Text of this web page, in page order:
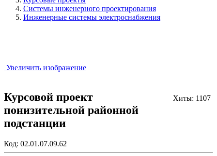
Системы инженерного проектирования
Инженерные системы электроснабжения
Увеличить изображение
Хиты: 1107
Курсовой проект
понизительной районной
подстанции
Код: 02.01.07.09.62